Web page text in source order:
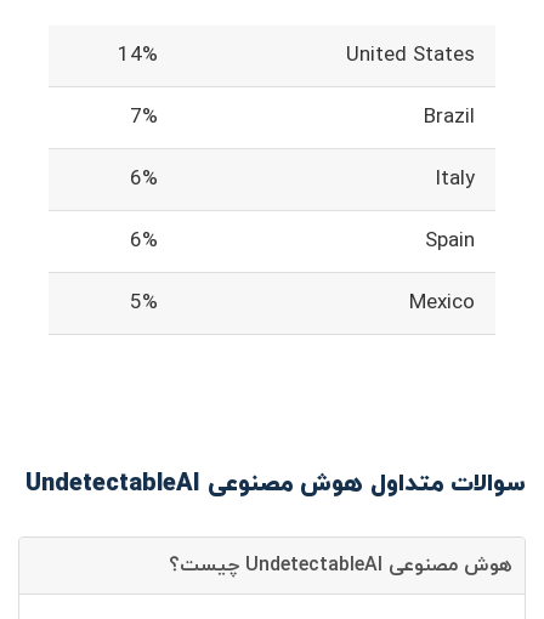
United States
14%
Brazil
7%
Italy
6%
Spain
6%
Mexico
5%
سوالات متداول هوش مصنوعی UndetectableAI
هوش مصنوعی UndetectableAI چیست؟